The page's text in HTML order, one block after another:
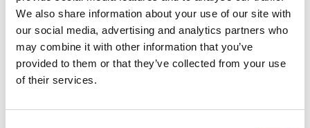
We also share information about your use of our site with
our social media, advertising and analytics partners who
may combine it with other information that you’ve
provided to them or that they’ve collected from your use
of their services.
Leer todo